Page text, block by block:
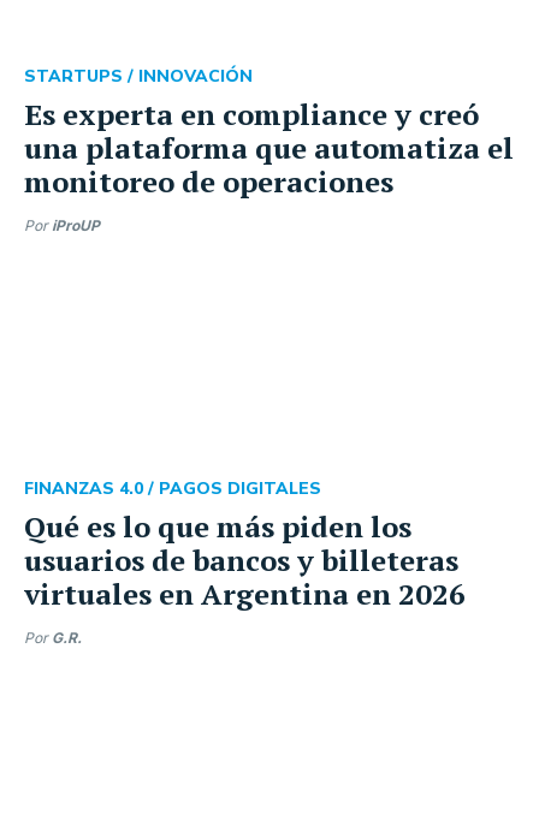
Es experta en compliance y creó
una plataforma que automatiza el
monitoreo de operaciones
STARTUPS / INNOVACIÓN
Por iProUP
Qué es lo que más piden los
usuarios de bancos y billeteras
virtuales en Argentina en 2026
FINANZAS 4.0 / PAGOS DIGITALES
Por G.R.